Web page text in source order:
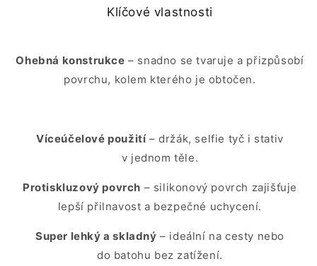
Klíčové vlastnosti
Ohebná konstrukce – snadno se tvaruje a přizpůsobí
povrchu, kolem kterého je obtočen.
Víceúčelové použití – držák, selfie tyč i stativ
v jednom těle.
Protiskluzový povrch – silikonový povrch zajišťuje
lepší přilnavost a bezpečné uchycení.
Super lehký a skladný – ideální na cesty nebo
do batohu bez zatížení.